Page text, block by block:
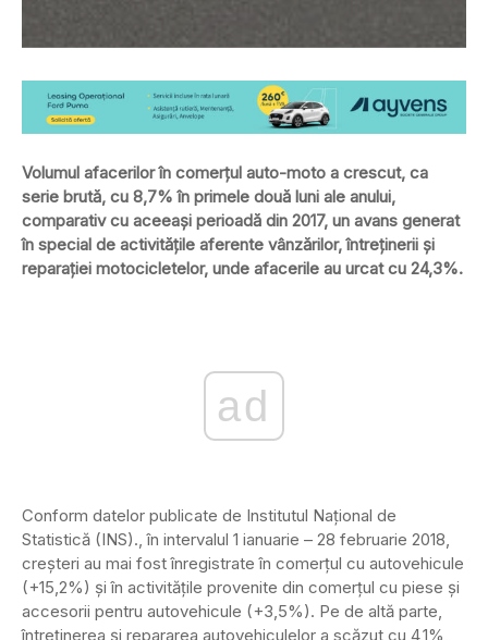
Volumul afacerilor în comerţul auto-moto a crescut, ca
serie brută, cu 8,7% în primele două luni ale anului,
comparativ cu aceeaşi perioadă din 2017, un avans generat
în special de activităţile aferente vânzărilor, întreţinerii şi
reparaţiei motocicletelor, unde afacerile au urcat cu 24,3%.
ad
Conform datelor publicate de Institutul Naţional de
Statistică (INS)., în intervalul 1 ianuarie – 28 februarie 2018,
creşteri au mai fost înregistrate în comerţul cu autovehicule
(+15,2%) şi în activităţile provenite din comerţul cu piese şi
accesorii pentru autovehicule (+3,5%). Pe de altă parte,
întreţinerea şi repararea autovehiculelor a scăzut cu 4,1%,